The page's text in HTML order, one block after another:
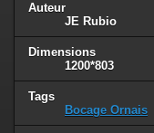
Auteur
JE Rubio
Dimensions
1200*803
Tags
Bocage Ornais